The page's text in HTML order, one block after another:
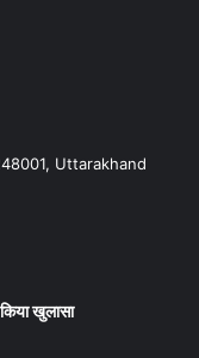
Uttarakhand
खुलासा